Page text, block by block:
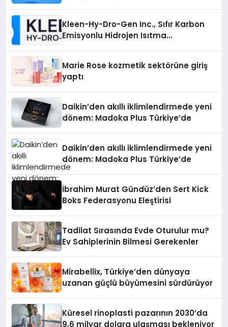
Kleen-Hy-Dro-Gen Inc., Sıfır Karbon
Emisyonlu Hidrojen Isıtma
Marie Rose kozmetik sektörüne giriş
yaptı
Daikin’den akıllı iklimlendirmede yeni
dönem: Madoka Plus Türkiye’de
Daikin’den akıllı iklimlendirmede yeni
dönem: Madoka Plus Türkiye’de
İbrahim Murat Gündüz’den Sert Kick
Boks Federasyonu Eleştirisi
Tadilat Sırasında Evde Oturulur mu?
Ev Sahiplerinin Bilmesi Gerekenler
Mirabellix, Türkiye’den dünyaya
uzanan güçlü büyümesini sürdürüyor
Küresel rinoplasti pazarının 2030’da
9,6 milyar dolara ulaşması bekleniyor